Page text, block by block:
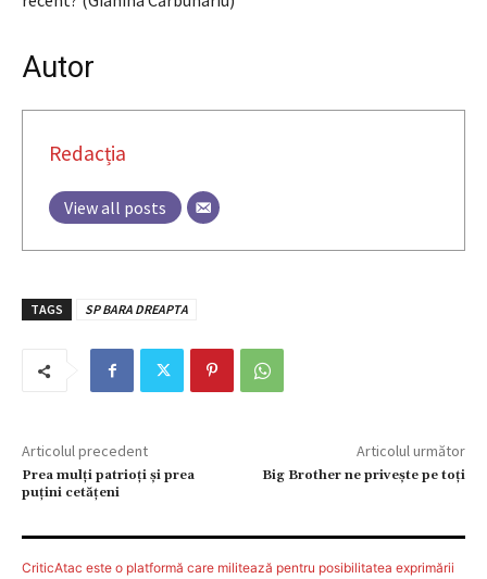
Autor
Redacția
View all posts
TAGS SP BARA DREAPTA
Articolul precedent
Prea mulți patrioți și prea
puțini cetățeni
Articolul următor
Big Brother ne priveşte pe toţi
CriticAtac este o platformă care militează pentru posibilitatea exprimării